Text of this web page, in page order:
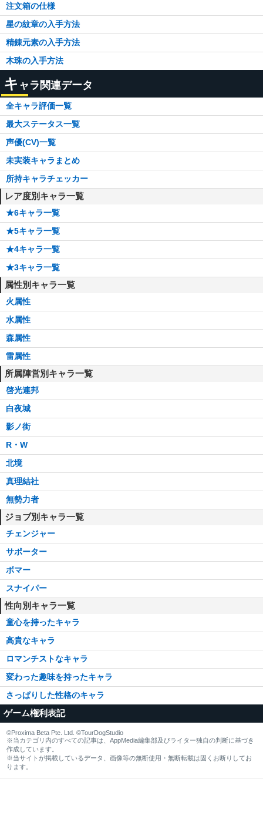
注文箱の仕様
星の紋章の入手方法
精錬元素の入手方法
木珠の入手方法
キ ャラ関連データ
全キャラ評価一覧
最大ステータス一覧
声優(CV)一覧
未実装キャラまとめ
所持キャラチェッカー
レア度別キャラ一覧
★6キャラ一覧
★5キャラ一覧
★4キャラ一覧
★3キャラ一覧
属性別キャラ一覧
火属性
水属性
森属性
雷属性
所属陣営別キャラ一覧
啓光連邦
白夜城
影ノ街
R・W
北境
真理結社
無勢力者
ジョブ別キャラ一覧
チェンジャー
サポーター
ボマー
スナイパー
性向別キャラ一覧
童心を持ったキャラ
高貴なキャラ
ロマンチストなキャラ
変わった趣味を持ったキャラ
さっぱりした性格のキャラ
ゲーム権利表記
©Proxima Beta Pte. Ltd. ©TourDogStudio
※当カテゴリ内のすべての記事は、AppMedia編集部及びライター独自の判断に基づき
作成しています。
※当サイトが掲載しているデータ、画像等の無断使用・無断転載は固くお断りしてお
ります。